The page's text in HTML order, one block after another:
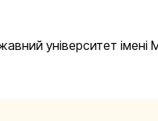
університет імені